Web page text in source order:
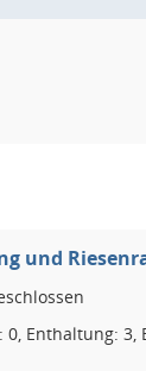
und
0, Enthaltung: 3,